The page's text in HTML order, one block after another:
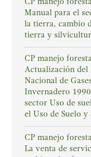
CP manejo
Manual para el
la tierra, cambio
tierra y
CP manejo
Actualización del
Nacional de
Invernadero
sector Uso de
el Uso de Suelo
CP manejo
La venta de